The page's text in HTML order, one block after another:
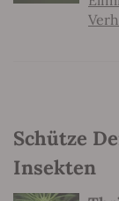
Schütze
Insekten